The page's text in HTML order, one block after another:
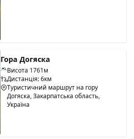
Гора Догяска
Висота 1761м
Дистанція: 6км
Туристичний маршрут на гору
Догяска, Закарпатська область,
Україна